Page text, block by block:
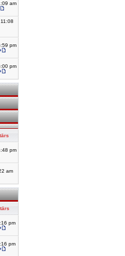
am
pm
pm
pm
am
pm
pm